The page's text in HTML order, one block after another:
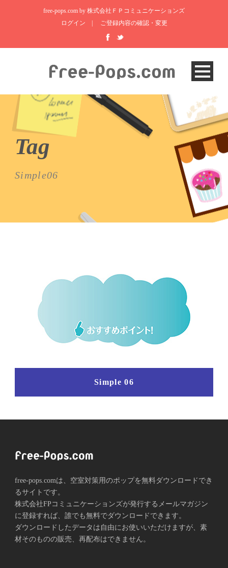
free-pops.com by 株式会社ＦＰコミュニケーションズ
ログイン
ご登録内容の確認・変更
Tag
Simple06
Simple 06
free-pops.comは、空室対策用のポップを無料ダウンロードでき
るサイトです。
株式会社FPコミュニケーションズが発⾏するメールマガジン
に登録すれば、誰でも無料でダウンロードできます。
ダウンロードしたデータは自由にお使いいただけますが、素
材そのものの販売、再配布はできません。